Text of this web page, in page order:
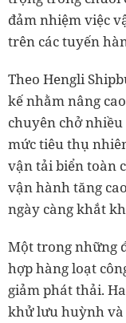
đảm nhiệm việc
trên các tuyến
Theo Hengli
kế nhằm nâng
chuyên chở
mức tiêu thụ
vận tải biển toàn
vận hành tăng
ngày càng khắt
Một trong những
hợp hàng loạt
giảm phát thải.
khử lưu huỳnh